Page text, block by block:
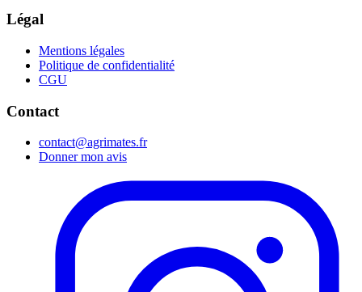
Légal
Mentions légales
Politique de confidentialité
CGU
Contact
contact@agrimates.fr
Donner mon avis